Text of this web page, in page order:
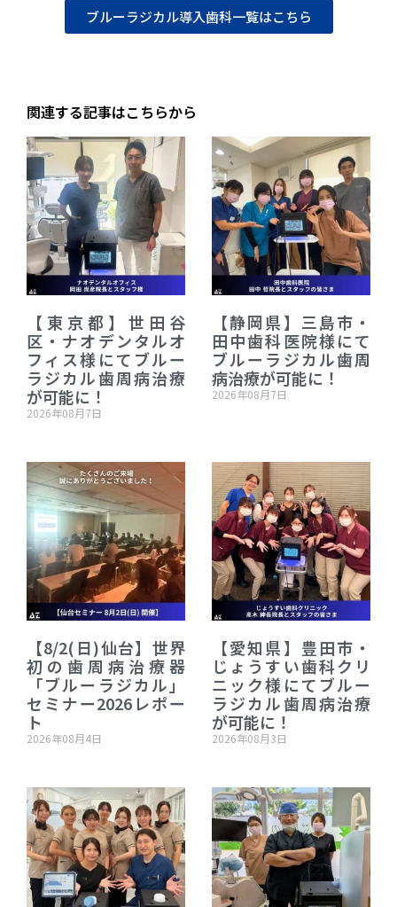
ブルーラジカル導入歯科一覧はこちら
関連する記事はこちらから
【東京都】世田谷
区・ナオデンタルオ
フィス様にてブルー
ラジカル歯周病治療
が可能に！
2026年08月7日
【静岡県】三島市・
田中歯科医院様にて
ブルーラジカル歯周
病治療が可能に！
2026年08月7日
【8/2(日)仙台】世界
初の歯周病治療器
「ブルーラジカル」
セミナー2026レポー
ト
2026年08月4日
【愛知県】豊田市・
じょうすい歯科クリ
ニック様にてブルー
ラジカル歯周病治療
が可能に！
2026年08月3日